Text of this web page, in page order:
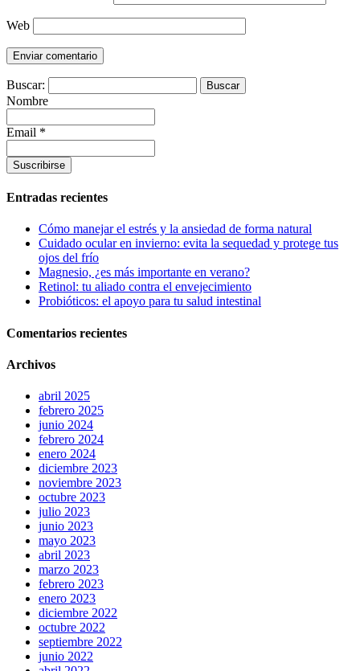
Web
Buscar:
Nombre
Email *
Entradas recientes
Cómo manejar el estrés y la ansiedad de forma natural
Cuidado ocular en invierno: evita la sequedad y protege tus
ojos del frío
Magnesio, ¿es más importante en verano?
Retinol: tu aliado contra el envejecimiento
Probióticos: el apoyo para tu salud intestinal
Comentarios recientes
Archivos
abril 2025
febrero 2025
junio 2024
febrero 2024
enero 2024
diciembre 2023
noviembre 2023
octubre 2023
julio 2023
junio 2023
mayo 2023
abril 2023
marzo 2023
febrero 2023
enero 2023
diciembre 2022
octubre 2022
septiembre 2022
junio 2022